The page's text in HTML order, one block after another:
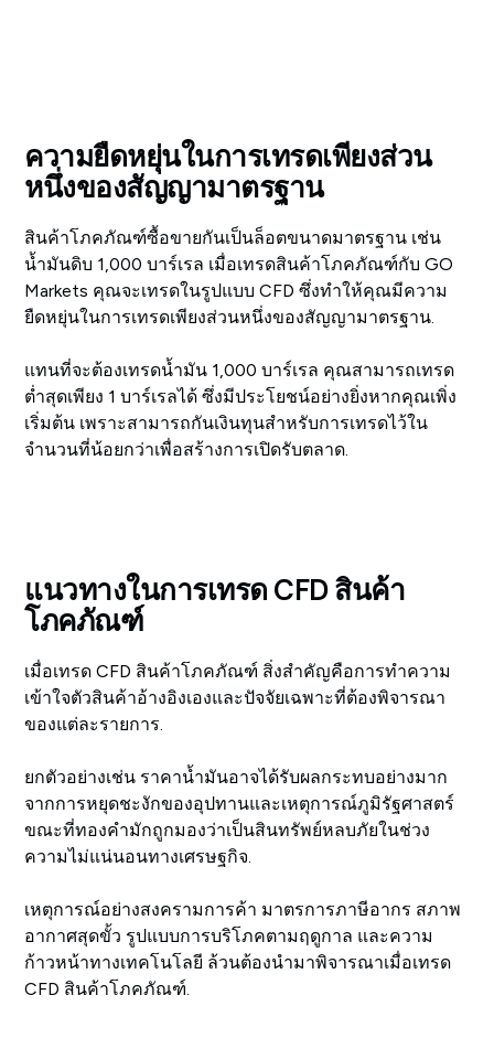
ความยืดหยุ่นในการเทรดเพียงส่วน
หนึ่งของสัญญามาตรฐาน
สินค้าโภคภัณฑ์ซื้อขายกันเป็นล็อตขนาดมาตรฐาน เช่น
น้ำมันดิบ 1,000 บาร์เรล เมื่อเทรดสินค้าโภคภัณฑ์กับ GO
Markets คุณจะเทรดในรูปแบบ CFD ซึ่งทำให้คุณมีความ
ยืดหยุ่นในการเทรดเพียงส่วนหนึ่งของสัญญามาตรฐาน.
แทนที่จะต้องเทรดน้ำมัน 1,000 บาร์เรล คุณสามารถเทรด
ต่ำสุดเพียง 1 บาร์เรลได้ ซึ่งมีประโยชน์อย่างยิ่งหากคุณเพิ่ง
เริ่มต้น เพราะสามารถกันเงินทุนสำหรับการเทรดไว้ใน
จำนวนที่น้อยกว่าเพื่อสร้างการเปิดรับตลาด.
แนวทางในการเทรด CFD สินค้า
โภคภัณฑ์
เมื่อเทรด CFD สินค้าโภคภัณฑ์ สิ่งสำคัญคือการทำความ
เข้าใจตัวสินค้าอ้างอิงเองและปัจจัยเฉพาะที่ต้องพิจารณา
ของแต่ละรายการ.
ยกตัวอย่างเช่น ราคาน้ำมันอาจได้รับผลกระทบอย่างมาก
จากการหยุดชะงักของอุปทานและเหตุการณ์ภูมิรัฐศาสตร์
ขณะที่ทองคำมักถูกมองว่าเป็นสินทรัพย์หลบภัยในช่วง
ความไม่แน่นอนทางเศรษฐกิจ.
เหตุการณ์อย่างสงครามการค้า มาตรการภาษีอากร สภาพ
อากาศสุดขั้ว รูปแบบการบริโภคตามฤดูกาล และความ
ก้าวหน้าทางเทคโนโลยี ล้วนต้องนำมาพิจารณาเมื่อเทรด
CFD สินค้าโภคภัณฑ์.